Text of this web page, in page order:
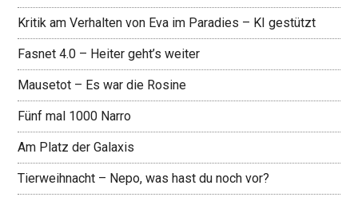
Kritik am Verhalten von Eva im Paradies – KI gestützt
Fasnet 4.0 – Heiter geht’s weiter
Mausetot – Es war die Rosine
Fünf mal 1000 Narro
Am Platz der Galaxis
Tierweihnacht – Nepo, was hast du noch vor?